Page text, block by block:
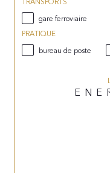
TRANSPORTS
gare ferroviaire
PRATIQUE
bureau de poste